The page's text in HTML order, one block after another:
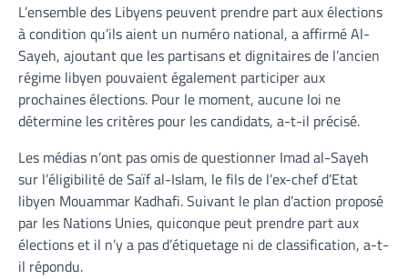
L’ensemble des Libyens peuvent prendre part aux élections
à condition qu’ils aient un numéro national, a affirmé Al-
Sayeh, ajoutant que les partisans et dignitaires de l’ancien
régime libyen pouvaient également participer aux
prochaines élections. Pour le moment, aucune loi ne
détermine les critères pour les candidats, a-t-il précisé.
Les médias n’ont pas omis de questionner Imad al-Sayeh
sur l’éligibilité de Saïf al-Islam, le fils de l’ex-chef d’Etat
libyen Mouammar Kadhafi. Suivant le plan d’action proposé
par les Nations Unies, quiconque peut prendre part aux
élections et il n’y a pas d’étiquetage ni de classification, a-t-
il répondu.